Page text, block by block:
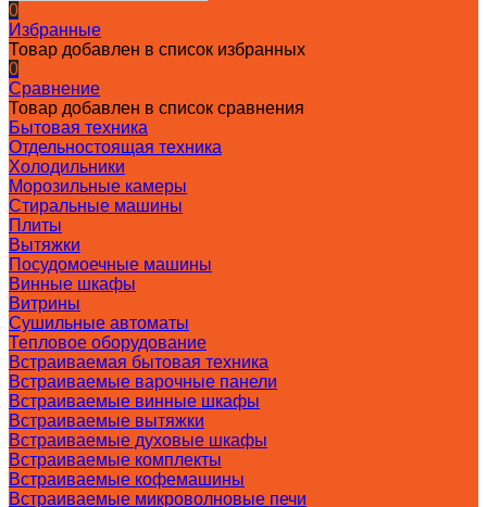
0
Избранные
Товар добавлен в список избранных
0
Сравнение
Товар добавлен в список сравнения
Бытовая техника
Отдельностоящая техника
Холодильники
Морозильные камеры
Стиральные машины
Плиты
Вытяжки
Посудомоечные машины
Винные шкафы
Витрины
Сушильные автоматы
Тепловое оборудование
Встраиваемая бытовая техника
Встраиваемые варочные панели
Встраиваемые винные шкафы
Встраиваемые вытяжки
Встраиваемые духовые шкафы
Встраиваемые комплекты
Встраиваемые кофемашины
Встраиваемые микроволновые печи